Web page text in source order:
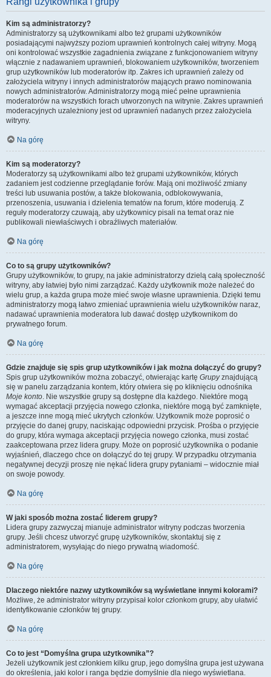
Kim są administratorzy?
Administratorzy są użytkownikami albo też grupami użytkowników
posiadającymi najwyższy poziom uprawnień kontrolnych całej witryny. Mogą
oni kontrolować wszystkie zagadnienia związane z funkcjonowaniem witryny
włącznie z nadawaniem uprawnień, blokowaniem użytkowników, tworzeniem
grup użytkowników lub moderatorów itp. Zakres ich uprawnień zależy od
założyciela witryny i innych administratorów mających prawo nominowania
nowych administratorów. Administratorzy mogą mieć pełne uprawnienia
moderatorów na wszystkich forach utworzonych na witrynie. Zakres uprawnień
moderacyjnych uzależniony jest od uprawnień nadanych przez założyciela
witryny.
Na górę
Kim są moderatorzy?
Moderatorzy są użytkownikami albo też grupami użytkowników, których
zadaniem jest codzienne przeglądanie forów. Mają oni możliwość zmiany
treści lub usuwania postów, a także blokowania, odblokowywania,
przenoszenia, usuwania i dzielenia tematów na forum, które moderują. Z
reguły moderatorzy czuwają, aby użytkownicy pisali na temat oraz nie
publikowali niewłaściwych i obraźliwych materiałów.
Na górę
Co to są grupy użytkowników?
Grupy użytkowników, to grupy, na jakie administratorzy dzielą całą społeczność
witryny, aby łatwiej było nimi zarządzać. Każdy użytkownik może należeć do
wielu grup, a każda grupa może mieć swoje własne uprawnienia. Dzięki temu
administratorzy mogą łatwo zmieniać uprawnienia wielu użytkowników naraz,
nadawać uprawnienia moderatora lub dawać dostęp użytkownikom do
prywatnego forum.
Na górę
Gdzie znajduje się spis grup użytkowników i jak można dołączyć do grupy?
Spis grup użytkowników można zobaczyć, otwierając kartę Grupyznajdującą
się w panelu zarządzania kontem, który otwiera się po kliknięciu odnośnika
Moje konto. Nie wszystkie grupy są dostępne dla każdego. Niektóre mogą
wymagać akceptacji przyjęcia nowego członka, niektóre mogą być zamknięte,
a jeszcze inne mogą mieć ukrytych członków. Użytkownik może poprosić o
przyjęcie do danej grupy, naciskając odpowiedni przycisk. Prośba o przyjęcie
do grupy, która wymaga akceptacji przyjęcia nowego członka, musi zostać
zaakceptowana przez lidera grupy. Może on poprosić użytkownika o podanie
wyjaśnień, dlaczego chce on dołączyć do tej grupy. W przypadku otrzymania
negatywnej decyzji proszę nie nękać lidera grupy pytaniami – widocznie miał
on swoje powody.
Na górę
W jaki sposób można zostać liderem grupy?
Lidera grupy zazwyczaj mianuje administrator witryny podczas tworzenia
grupy. Jeśli chcesz utworzyć grupę użytkowników, skontaktuj się z
administratorem, wysyłając do niego prywatną wiadomość.
Na górę
Dlaczego niektóre nazwy użytkowników są wyświetlane innymi kolorami?
Możliwe, że administrator witryny przypisał kolor członkom grupy, aby ułatwić
identyfikowanie członków tej grupy.
Na górę
Co to jest “Domyślna grupa użytkownika”?
Jeżeli użytkownik jest członkiem kilku grup, jego domyślna grupa jest używana
do określenia, jaki kolor i ranga będzie domyślnie dla niego wyświetlana.